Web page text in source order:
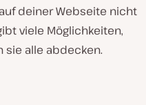
deiner Webseite nicht
viele Möglichkeiten,
sie alle abdecken.